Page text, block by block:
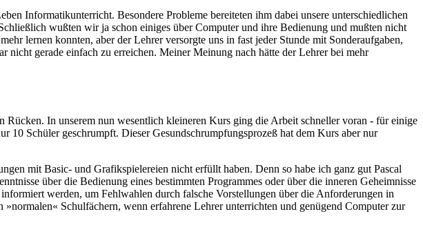
Informatikunterricht. Besondere Probleme bereiteten ihm dabei unsere unterschiedlichen
wußten wir ja schon einiges über Computer und ihre Bedienung und mußten nicht
lernen konnten, aber der Lehrer versorgte uns in fast jeder Stunde mit Sonderaufgaben,
gerade einfach zu erreichen. Meiner Meinung nach hätte der Lehrer bei mehr
In unserem nun wesentlich kleineren Kurs ging die Arbeit schneller voran - für einige
Schüler geschrumpft. Dieser Gesundschrumpfungsprozeß hat dem Kurs aber nur
mit Basic- und Grafikspielereien nicht erfüllt haben. Denn so habe ich ganz gut Pascal
über die Bedienung eines bestimmten Programmes oder über die inneren Geheimnisse
werden, um Fehlwahlen durch falsche Vorstellungen über die Anforderungen in
Schulfächern, wenn erfahrene Lehrer unterrichten und genügend Computer zur